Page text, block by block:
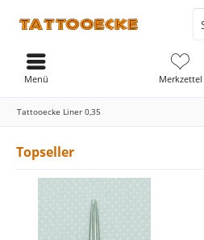
Merkzettel
Menü
Tattooecke Liner 0,35
Topseller